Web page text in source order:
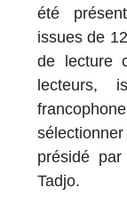
été
issues de
de lecture
lecteurs,
présidé
Tadjo.